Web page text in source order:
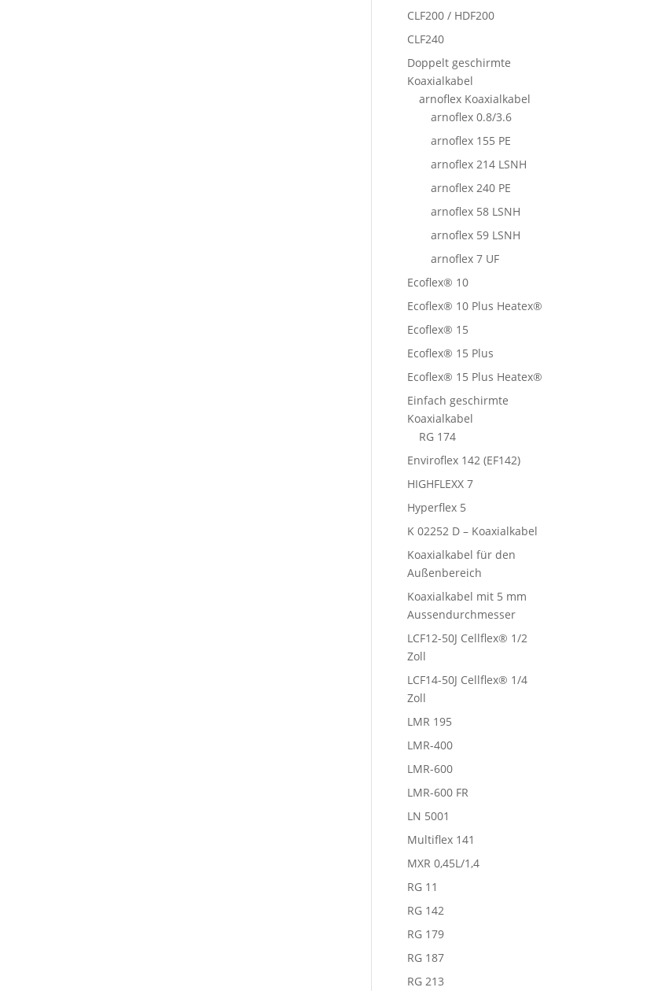
CLF200 / HDF200
CLF240
Doppelt geschirmte
Koaxialkabel
arnoflex Koaxialkabel
arnoflex 0.8/3.6
arnoflex 155 PE
arnoflex 214 LSNH
arnoflex 240 PE
arnoflex 58 LSNH
arnoflex 59 LSNH
arnoflex 7 UF
Ecoflex® 10
Ecoflex® 10 Plus Heatex®
Ecoflex® 15
Ecoflex® 15 Plus
Ecoflex® 15 Plus Heatex®
Einfach geschirmte
Koaxialkabel
RG 174
Enviroflex 142 (EF142)
HIGHFLEXX 7
Hyperflex 5
K 02252 D – Koaxialkabel
Koaxialkabel für den
Außenbereich
Koaxialkabel mit 5 mm
Aussendurchmesser
LCF12-50J Cellflex® 1/2
Zoll
LCF14-50J Cellflex® 1/4
Zoll
LMR 195
LMR-400
LMR-600
LMR-600 FR
LN 5001
Multiflex 141
MXR 0,45L/1,4
RG 11
RG 142
RG 179
RG 187
RG 213